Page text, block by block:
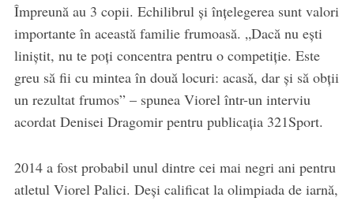
Împreună au 3 copii. Echilibrul și înțelegerea sunt valori
importante în această familie frumoasă. „Dacă nu ești
liniștit, nu te poți concentra pentru o competiție. Este
greu să fii cu mintea în două locuri: acasă, dar și să obții
un rezultat frumos” – spunea Viorel într-un interviu
acordat Denisei Dragomir pentru publicația 321Sport.
​2014 a fost probabil unul dintre cei mai negri ani pentru
atletul Viorel Palici. Deși calificat la olimpiada de iarnă,